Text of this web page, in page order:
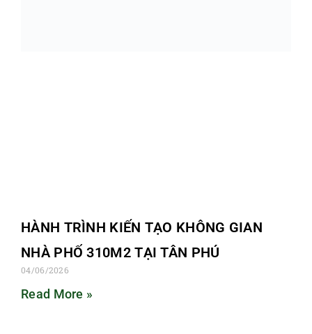
HÀNH TRÌNH KIẾN TẠO KHÔNG GIAN
NHÀ PHỐ 310M2 TẠI TÂN PHÚ
04/06/2026
Read More »